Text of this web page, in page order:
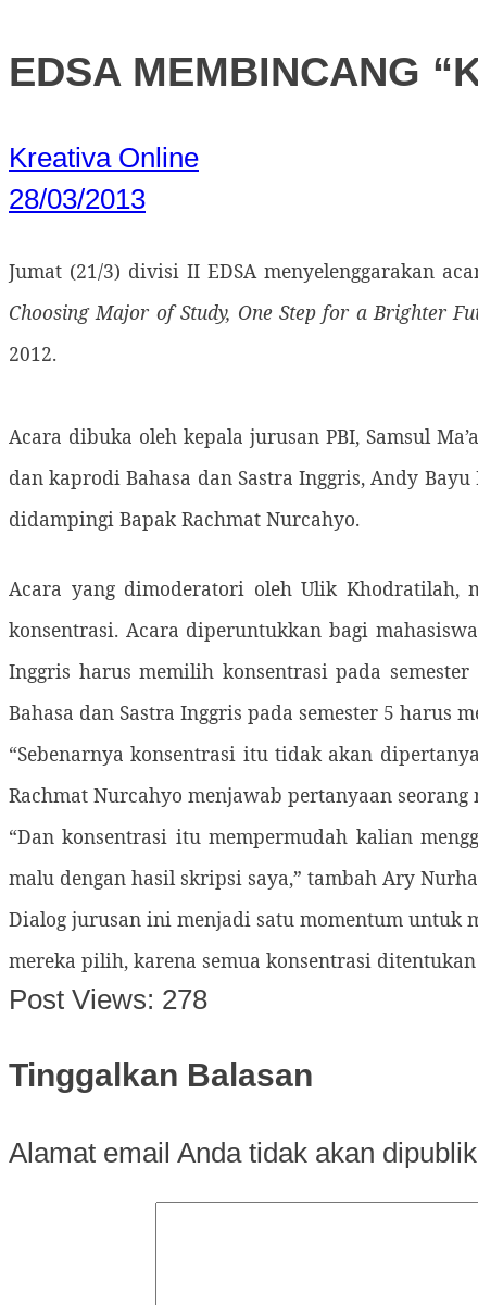
EDSA MEMBINCANG
Kreativa Online
28/03/2013
Jumat (21/3) divisi II EDSA menyelenggarakan
Choosing Major of Study, One Step for a Brighter
2012.
Acara dibuka oleh kepala jurusan PBI, Samsul
dan kaprodi Bahasa dan Sastra Inggris, Andy
didampingi Bapak Rachmat Nurcahyo.
Acara yang dimoderatori oleh Ulik Khodratilah,
konsentrasi. Acara diperuntukkan bagi
Inggris harus memilih konsentrasi pada
Bahasa dan Sastra Inggris pada semester 5 harus
“Sebenarnya konsentrasi itu tidak akan
Rachmat Nurcahyo menjawab pertanyaan seorang
“Dan konsentrasi itu mempermudah kalian
malu dengan hasil skripsi saya,” tambah Ary
Dialog jurusan ini menjadi satu momentum untuk
mereka pilih, karena semua konsentrasi
Post Views: 278
Tinggalkan Balasan
Alamat email Anda tidak akan